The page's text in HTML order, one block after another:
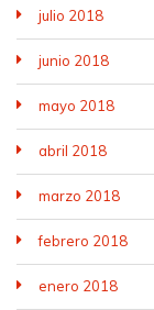
julio 2018
junio 2018
mayo 2018
abril 2018
marzo 2018
febrero 2018
enero 2018